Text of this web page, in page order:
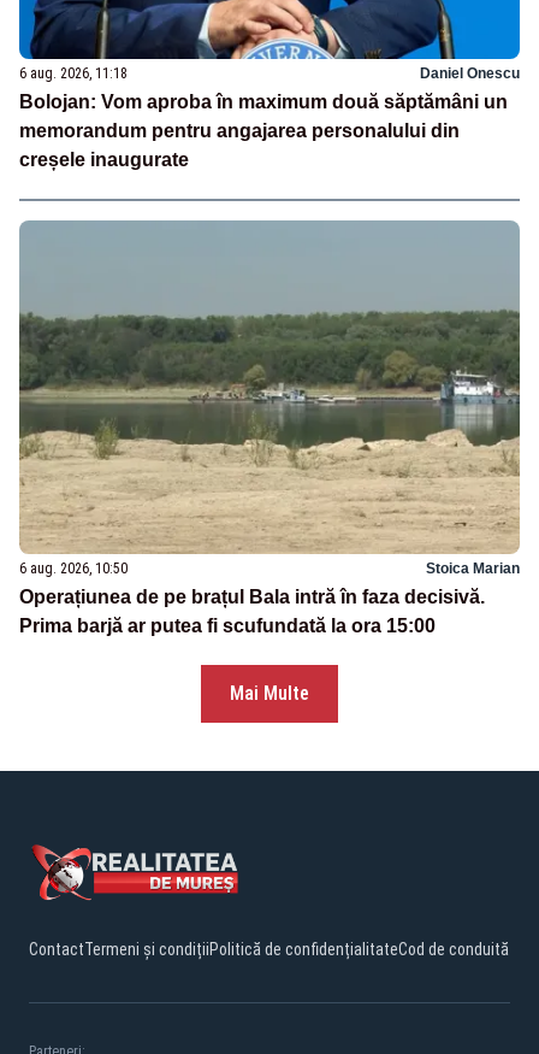
6 aug. 2026, 11:18 Daniel Onescu
Bolojan: Vom aproba în maximum două săptămâni un
memorandum pentru angajarea personalului din
creșele inaugurate
6 aug. 2026, 10:50 Stoica Marian
Operațiunea de pe brațul Bala intră în faza decisivă.
Prima barjă ar putea fi scufundată la ora 15:00
Mai Multe
ContactTermeni și condițiiPolitică de confidențialitateCod de conduită